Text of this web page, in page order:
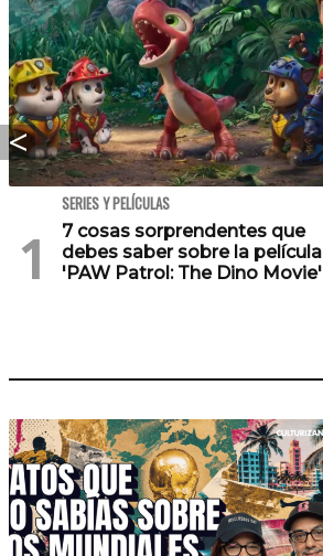
SERIES Y PELÍCULAS
7 cosas sorprendentes que
debes saber sobre la película
'PAW Patrol: The Dino Movie'